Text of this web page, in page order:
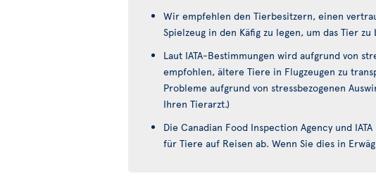
Wir empfehlen den Tierbesitzern, einen
Spielzeug in den Käfig zu legen, um das Tier zu
Laut IATA-Bestimmungen wird aufgrund von
empfohlen, ältere Tiere in Flugzeugen zu
Probleme aufgrund von stressbezogenen
Ihren Tierarzt.)
Die Canadian Food Inspection Agency und
für Tiere auf Reisen ab. Wenn Sie dies in